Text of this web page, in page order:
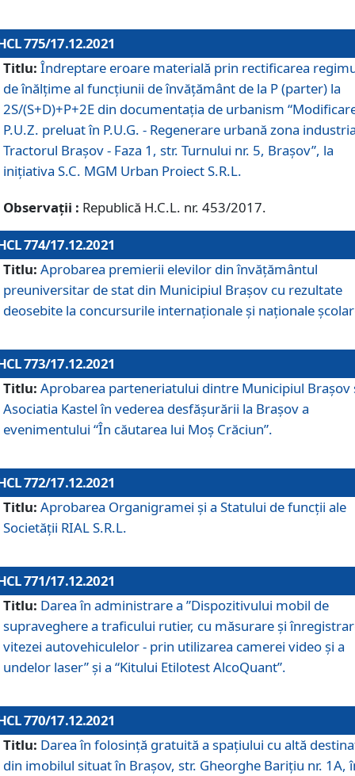
775/17.12.2021
Titlu: Îndreptare eroare materială prin rectificarea
de înălţime al funcţiunii de învăţământ de la P (parter) la
2S/(S+D)+P+2E din documentaţia de urbanism
P.U.Z. preluat în P.U.G. - Regenerare urbană zona
Tractorul Braşov - Faza 1, str. Turnului nr. 5, Braşov”, la
iniţiativa S.C. MGM Urban Proiect S.R.L.
Observații : Republică H.C.L. nr. 453/2017.
774/17.12.2021
Titlu: Aprobarea premierii elevilor din învățământul
preuniversitar de stat din Municipiul Brașov cu rezultate
deosebite la concursurile internaționale și naționale
773/17.12.2021
Titlu: Aprobarea parteneriatului dintre Municipiul Brașov
Asociatia Kastel în vederea desfăşurării la Brașov a
evenimentului “În căutarea lui Moș Crăciun”.
772/17.12.2021
Titlu: Aprobarea Organigramei şi a Statului de funcţii ale
Societăţii RIAL S.R.L.
771/17.12.2021
Titlu: Darea în administrare a ”Dispozitivului mobil de
supraveghere a traficului rutier, cu măsurare și
vitezei autovehiculelor - prin utilizarea camerei video și a
undelor laser” și a “Kitului Etilotest AlcoQuant”.
770/17.12.2021
Titlu: Darea în folosinţă gratuită a spaţiului cu altă
din imobilul situat în Braşov, str. Gheorghe Bariţiu nr. 1A,